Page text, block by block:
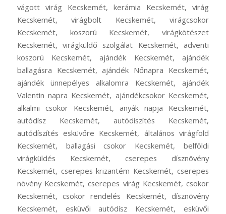
vágott virág Kecskemét, kerámia Kecskemét, virág
Kecskemét, virágbolt Kecskemét, virágcsokor
Kecskemét, koszorú Kecskemét, virágkötészet
Kecskemét, virágküldő szolgálat Kecskemét, adventi
koszorú Kecskemét, ajándék Kecskemét, ajándék
ballagásra Kecskemét, ajándék Nőnapra Kecskemét,
ajándék ünnepélyes alkalomra Kecskemét, ajándék
Valentin napra Kecskemét, ajándékcsokor Kecskemét,
alkalmi csokor Kecskemét, anyák napja Kecskemét,
autódísz Kecskemét, autódíszítés Kecskemét,
autódíszítés esküvőre Kecskemét, általános virágföld
Kecskemét, ballagási csokor Kecskemét, belföldi
virágküldés Kecskemét, cserepes dísznövény
Kecskemét, cserepes krizantém Kecskemét, cserepes
növény Kecskemét, cserepes virág Kecskemét, csokor
Kecskemét, csokor rendelés Kecskemét, dísznövény
Kecskemét, esküvői autódísz Kecskemét, esküvői